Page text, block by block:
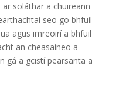
soláthar a chuireann
seo go bhfuil
agus imreoirí a bhfuil
an cheasaíneo a
gá a gcistí pearsanta a